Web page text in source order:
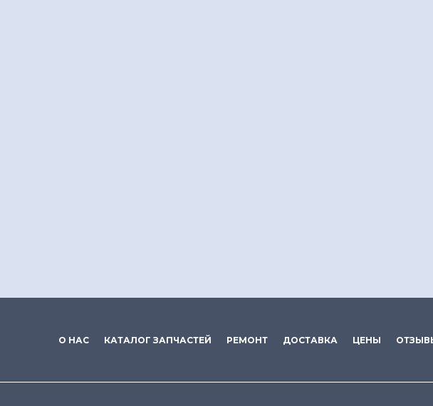
О НАС КАТАЛОГ ЗАПЧАСТЕЙ РЕМОНТ ДОСТАВКА ЦЕНЫ